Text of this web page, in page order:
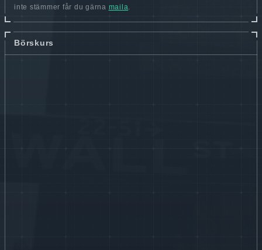
inte stämmer får du gärna maila.
Börskurs